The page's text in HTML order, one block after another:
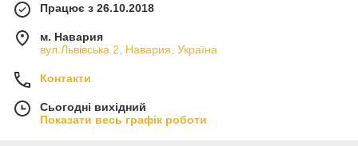
Працює з 26.10.2018
м. Навария
вул.Львівська 2, Навария, Україна
Контакти
Сьогодні вихідний
Показати весь графік роботи